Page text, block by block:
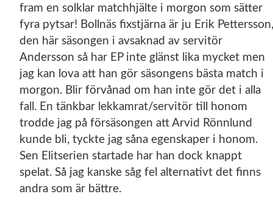
fram en solklar matchhjälte i morgon som sätter
fyra pytsar! Bollnäs fixstjärna är ju Erik Pettersson,
den här säsongen i avsaknad av servitör
Andersson så har EP inte glänst lika mycket men
jag kan lova att han gör säsongens bästa match i
morgon. Blir förvånad om han inte gör det i alla
fall. En tänkbar lekkamrat/servitör till honom
trodde jag på försäsongen att Arvid Rönnlund
kunde bli, tyckte jag såna egenskaper i honom.
Sen Elitserien startade har han dock knappt
spelat. Så jag kanske såg fel alternativt det finns
andra som är bättre.